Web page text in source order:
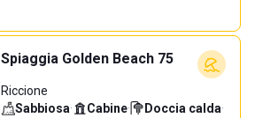
Spiaggia Golden Beach 75
Riccione
Sabbiosa· Cabine· Doccia calda·